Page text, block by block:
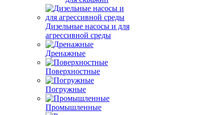
Дизельные насосы и для
агрессивной среды
Дренажные
Поверхностные
Погружные
Промышленные